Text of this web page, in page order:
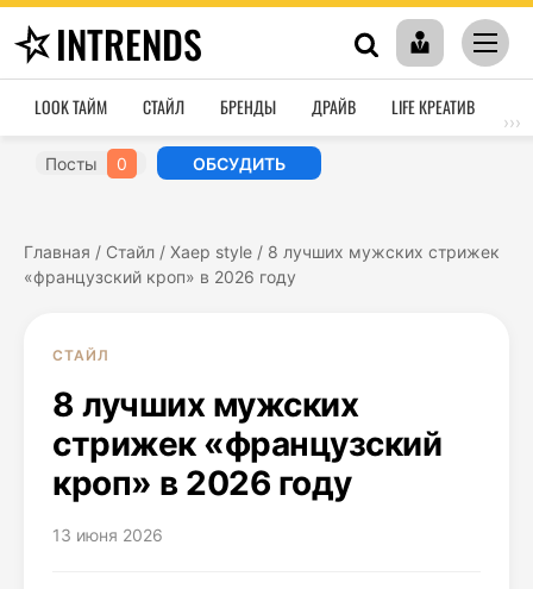
INTRENDS
LOOK ТАЙМ СТАЙЛ БРЕНДЫ ДРАЙВ LIFE КРЕАТИВ
›››
Посты 0 ОБСУДИТЬ
Главная / Стайл / Хаер style / 8 лучших мужских стрижек
«французский кроп» в 2026 году
СТАЙЛ
8 лучших мужских
стрижек «французский
кроп» в 2026 году
13 июня 2026